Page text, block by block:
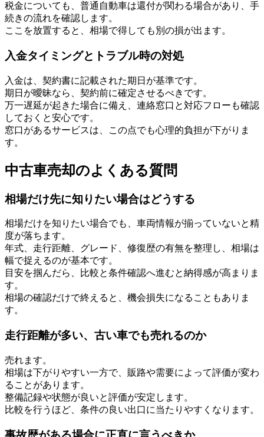
税金についても、普通自動車は還付が関わる場合があり、手
続きの流れを確認します。
ここを放置すると、相場で得しても別の損が出ます。
入金タイミングとトラブル時の対処
入金は、契約書に記載された期日が基準です。
期日が曖昧なら、契約前に確定させるべきです。
万一遅延が起きた場合に備え、連絡窓口と対応フローも確認
しておくと安心です。
窓口があるサービスは、この点でも心理的負担が下がりま
す。
中古車売却のよくある質問
相場だけ先に知りたい場合はどうする
相場だけを知りたい場合でも、車両情報が揃っていないと精
度が落ちます。
年式、走行距離、グレード、修復歴の有無を整理し、相場は
幅で捉えるのが基本です。
目安を掴んだら、比較と条件確認へ進むと納得感が高まりま
す。
相場の確認だけで終えると、機会損失になることもありま
す。
走行距離が多い、古い車でも売れるのか
売れます。
相場は下がりやすい一方で、販路や需要によって評価が変わ
ることがあります。
整備記録や状態が良いと評価が安定します。
比較を行うほど、条件の良い出口に当たりやすくなります。